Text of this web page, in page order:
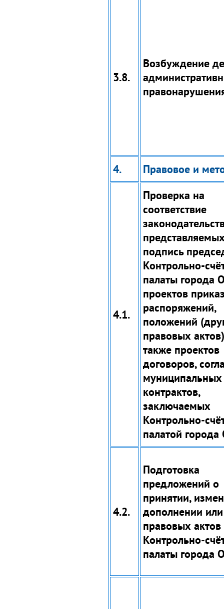
3.8.
Возбуждение
4. Правовое и
4.1.
Проверка на
соответствие
подпись
Контрольно-
палаты города
проектов
распоряжений,
положений
правовых
также проектов
договоров,
муниципальных
контрактов,
заключаемых
Контрольно-
палатой города
4.2.
Подготовка
предложений о
принятии,
дополнении
правовых актов
Контрольно-
палаты города